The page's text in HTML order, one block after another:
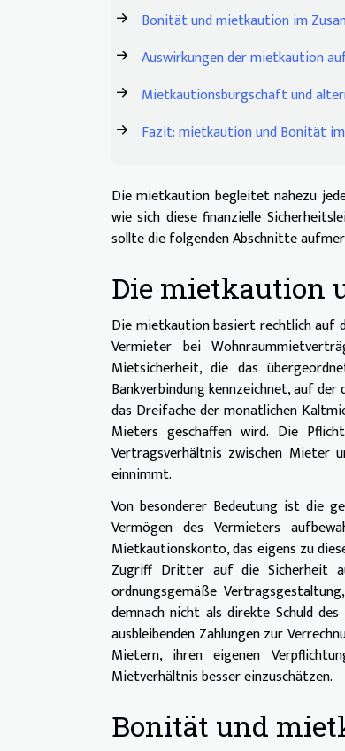
Bonität und mietkaution im
Auswirkungen der mietkaution
Mietkautionsbürgschaft und
Fazit: mietkaution und Bonität
Die mietkaution begleitet nahezu
wie sich diese finanzielle
sollte die folgenden Abschnitte
Die mietkaution
Die mietkaution basiert rechtlich auf
Vermieter bei
Mietsicherheit, die das
Bankverbindung kennzeichnet, auf
das Dreifache der monatlichen
Mieters geschaffen wird. Die
Vertragsverhältnis zwischen Mieter
einnimmt.
Von besonderer Bedeutung ist die
Vermögen des Vermieters
Mietkautionskonto, das eigens zu
Zugriff Dritter auf die Sicherheit
ordnungsgemäße
demnach nicht als direkte Schuld
ausbleibenden Zahlungen zur
Mietern, ihren eigenen
Mietverhältnis besser einzuschätzen.
Bonität und